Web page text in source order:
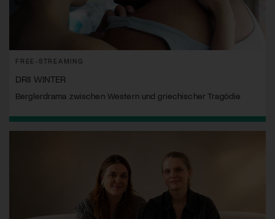
FREE-STREAMING
DRII WINTER
Berglerdrama zwischen Western und griechischer Tragödie